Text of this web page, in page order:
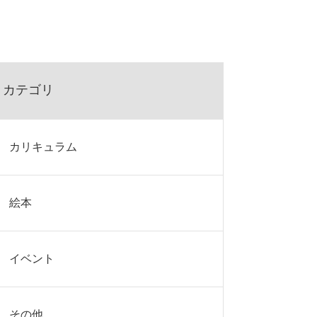
カテゴリ
カリキュラム
絵本
イベント
その他